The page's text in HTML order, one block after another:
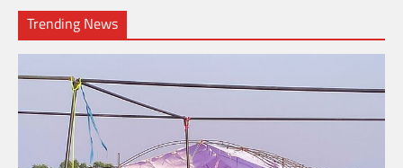
Trending News